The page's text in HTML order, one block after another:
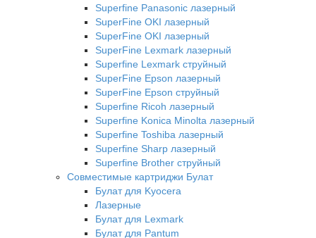
Superfine Panasonic лазерный
SuperFine OKI лазерный
SuperFine OKI лазерный
SuperFine Lexmark лазерный
Superfine Lexmark струйный
SuperFine Epson лазерный
SuperFine Epson струйный
Superfine Ricoh лазерный
Superfine Konica Minolta лазерный
Superfine Toshiba лазерный
Superfine Sharp лазерный
Superfine Brother струйный
Совместимые картриджи Булат
Булат для Kyocera
Лазерные
Булат для Lexmark
Булат для Pantum